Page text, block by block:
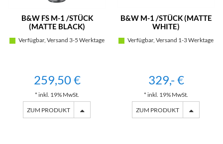
B&W FS M-1 /STÜCK
(MATTE BLACK)
Verfügbar, Versand 3-5 Werktage
259,50 €
* inkl. 19% MwSt.
ZUM PRODUKT
B&W M-1 /STÜCK (MATTE
WHITE)
Verfügbar, Versand 1-3 Werktage
329,- €
* inkl. 19% MwSt.
ZUM PRODUKT